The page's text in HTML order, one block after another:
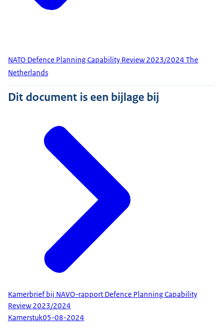
NATO Defence Planning Capability Review 2023/2024 The
Netherlands
Dit document is een bijlage bij
Kamerbrief bij NAVO-rapport Defence Planning Capability
Review 2023/2024
Kamerstuk05-08-2024